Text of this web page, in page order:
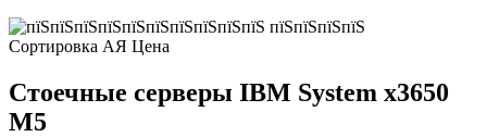
Сортировка АЯ Ценa
Стоечные серверы IBM System x3650
M5